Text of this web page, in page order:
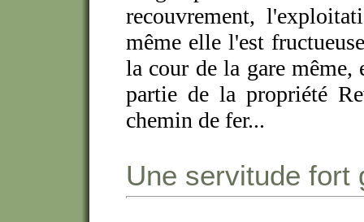
recouvrement,
même elle l'est
la cour de la gare
partie de la propriété
chemin de fer...
Une servitude fort